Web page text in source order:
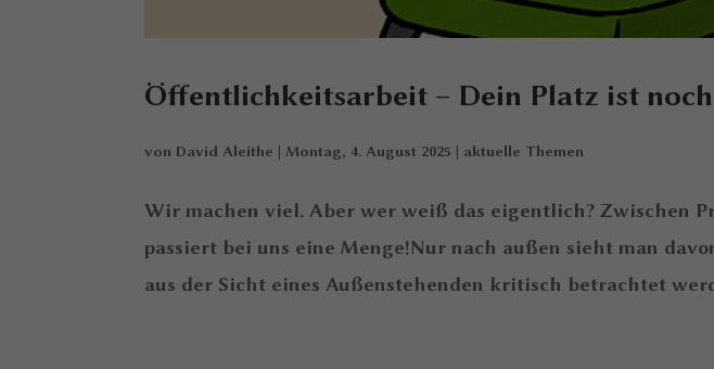
Öffentlichkeitsarbeit – Dein Platz ist
von David Aleithe | Montag, 4. August 2025 | aktuelle Themen
Wir machen viel. Aber wer weiß das eigentlich? Zwischen
passiert bei uns eine Menge!Nur nach außen sieht man
aus der Sicht eines Außenstehenden kritisch betrachtet